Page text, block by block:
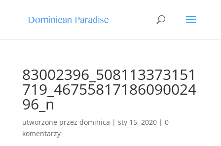
83002396_508113373151
719_46755817186090024
96_n
utworzone przez dominica | sty 15, 2020| 0
komentarzy